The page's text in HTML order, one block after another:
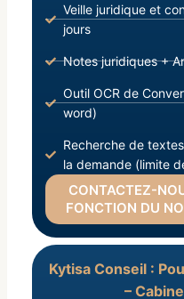
Veille juridique et
jours
Notes juridiques +
Outil OCR de
word)
Recherche de
la demande (limite
CONTACTEZ-
FONCTION DU
Kytisa Conseil :
–